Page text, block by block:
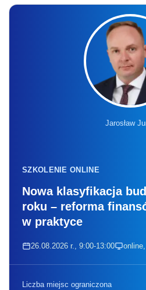
Jarosław
SZKOLENIE ONLINE
Nowa klasyfikacja
roku – reforma
w praktyce
26.08.2026 r., 9:00-13:00
Liczba miejsc ograniczona